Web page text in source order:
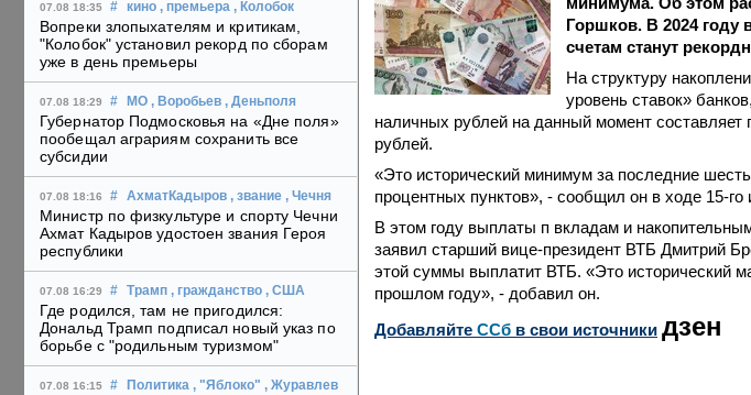
07.08 18:35 # кино , премьера , Колобок
Вопреки злопыхателям и критикам,
"Колобок" установил рекорд по сборам
уже в день премьеры
07.08 18:29 # МО , Воробьев , Деньполя
Губернатор Подмосковья на «Дне поля»
пообещал аграриям сохранить все
субсидии
07.08 18:16 # АхматКадыров , звание , Чечня
Министр по физкультуре и спорту Чечни
Ахмат Кадыров удостоен звания Героя
республики
07.08 16:29 # Трамп , гражданство , США
Где родился, там не пригодился:
Дональд Трамп подписал новый указ по
борьбе с "родильным туризмом"
07.08 16:15 # Политика , "Яблоко" , Журавлев
Горшков. В 2024
счетам станут
На структуру
уровень ставок»
наличных рублей на данный момент составляет
рублей.
«Это исторический минимум за последние
процентных пунктов», - сообщил он в ходе 15-
В этом году выплаты п вкладам и
заявил старший вице-президент ВТБ Дмитрий
этой суммы выплатит ВТБ. «Это
прошлом году», - добавил он.
Добавляйте CСб в свои источники дзен